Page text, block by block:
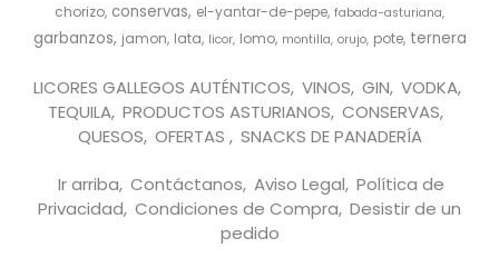
chorizo conservas el-yantar-de-pepe fabada-asturiana
garbanzos jamon lata licor lomo montilla orujo pote ternera
LICORES GALLEGOS AUTÉNTICOS VINOS GIN VODKA
TEQUILA PRODUCTOS ASTURIANOS CONSERVAS
QUESOS OFERTAS SNACKS DE PANADERÍA
Ir arriba Contáctanos Aviso Legal Política de
Privacidad Condiciones de Compra Desistir de un
pedido